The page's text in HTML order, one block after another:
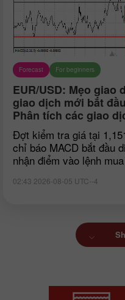
Forecast For beginners
EUR/USD: Mẹo giao
giao dịch mới bắt
Phân tích các giao
Đợt kiểm tra giá tại
chỉ báo MACD bắt đầu
nhận điểm vào lệnh
02:43 2026-08-05 UTC--4